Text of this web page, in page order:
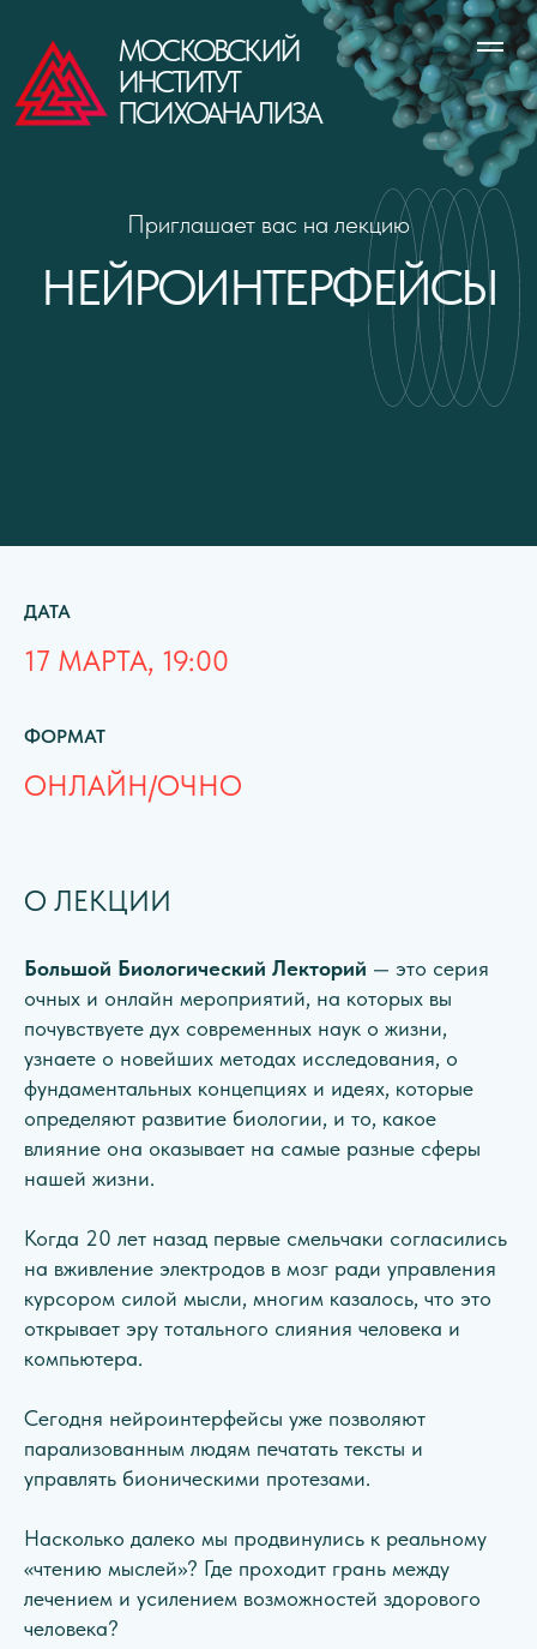
МОСКОВСКИЙ
ИНСТИТУТ
ПСИХОАНАЛИЗА
НЕЙРОИНТЕРФЕЙСЫ
ДАТА
17 МАРТА, 19:00
ФОРМАТ
ОНЛАЙН/ОЧНО
О ЛЕКЦИИ
Большой Биологический Лекторий — это серия
очных и онлайн мероприятий, на которых вы
почувствуете дух современных наук о жизни,
узнаете о новейших методах исследования, о
фундаментальных концепциях и идеях, которые
определяют развитие биологии, и то, какое
влияние она оказывает на самые разные сферы
нашей жизни.
Когда 20 лет назад первые смельчаки согласились
на вживление электродов в мозг ради управления
курсором силой мысли, многим казалось, что это
открывает эру тотального слияния человека и
компьютера.
Сегодня нейроинтерфейсы уже позволяют
парализованным людям печатать тексты и
управлять бионическими протезами.
Насколько далеко мы продвинулись к реальному
«чтению мыслей»? Где проходит грань между
лечением и усилением возможностей здорового
человека?